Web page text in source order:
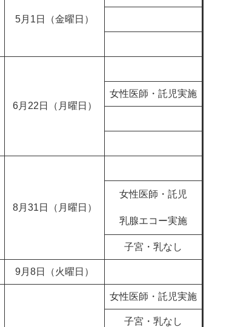
5月1日（金曜日）
6月22日（月曜日）
女性医師・託児実施
8月31日（月曜日）
女性医師・託児
乳腺エコー実施
子宮・乳なし
9月8日（火曜日）
女性医師・託児実施
子宮・乳なし